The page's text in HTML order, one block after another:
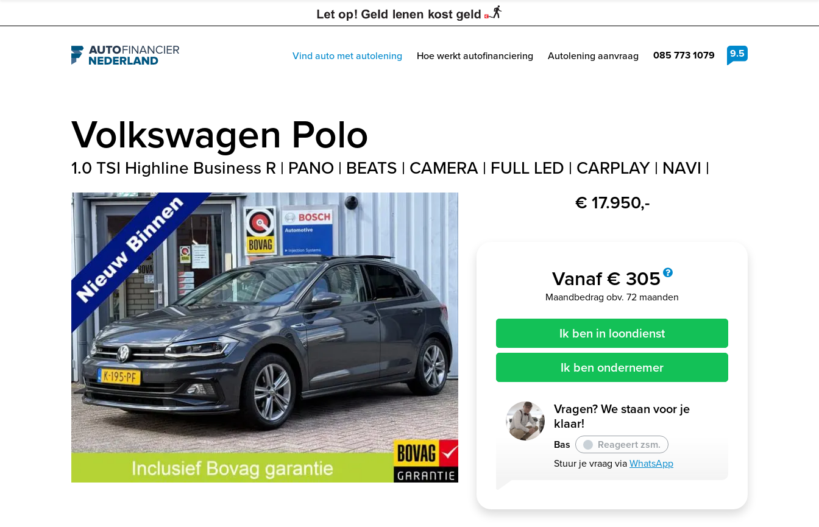
Navigation 9.5
Vind auto met autolening Hoe werkt autofinanciering Autolening aanvraag 085 773 1079
Volkswagen Polo
1.0 TSI Highline Business R | PANO | BEATS | CAMERA | FULL LED | CARPLAY | NAVI |
€ 17.950,-
Vanaf € 305
Maandbedrag obv. 72 maanden
Ik ben in loondienst
Ik ben ondernemer
Vragen? We staan voor je
klaar!
Bas Reageert zsm.
Stuur je vraag viaWhatsApp